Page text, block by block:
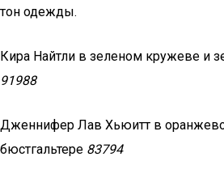
тон одежды.
Кира Найтли в зеленом кружеве и
91988
Дженнифер Лав Хьюитт в
бюстгальтере 83794